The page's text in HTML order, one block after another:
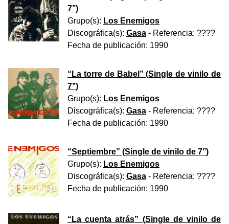
7’’)
Grupo(s): Los Enemigos
Discográfica(s): Gasa - Referencia: ????
Fecha de publicación: 1990
“ La torre de Babel ” (Single de vinilo de
7’’)
Grupo(s): Los Enemigos
Discográfica(s): Gasa - Referencia: ????
Fecha de publicación: 1990
“Septiembre” (Single de vinilo de 7’’)
Grupo(s): Los Enemigos
Discográfica(s): Gasa - Referencia: ????
Fecha de publicación: 1990
“ La cuenta atrás” (Single de vinilo de